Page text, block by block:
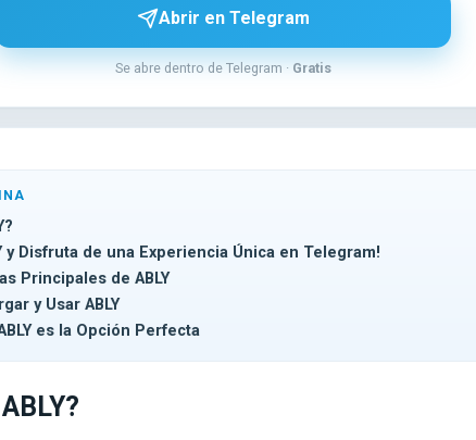
Abrir en Telegram
Se abre dentro de Telegram · Gratis
y Disfruta de una Experiencia Única en Telegram!
Principales de ABLY
y Usar ABLY
es la Opción Perfecta